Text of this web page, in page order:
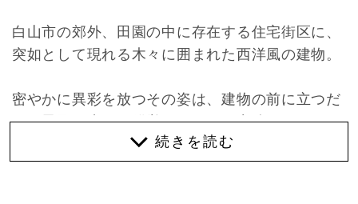
白山市の郊外、田園の中に存在する住宅街区に、
突如として現れる木々に囲まれた西洋風の建物。
密やかに異彩を放つその姿は、建物の前に立つだ
けで異国に来たと錯覚するような力強さがありま
それもそのはず、西洋料理店を営んでいたオーナ